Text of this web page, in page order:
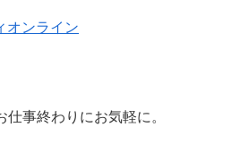
オンライン
事終わりにお気軽に。